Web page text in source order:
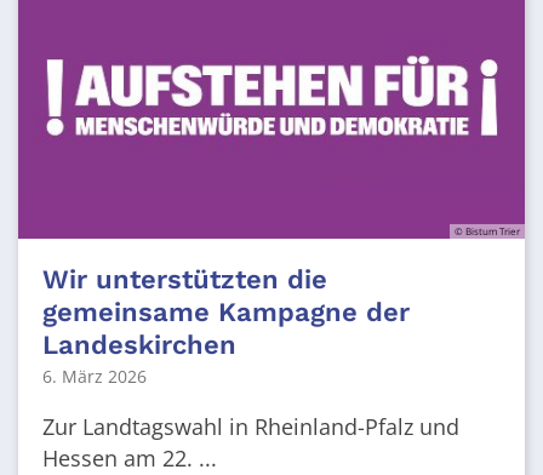
© Bistum Trier
Wir unterstützten die
gemeinsame Kampagne der
Landeskirchen
6. März 2026
Zur Landtagswahl in Rheinland-Pfalz und
Hessen am 22. ...